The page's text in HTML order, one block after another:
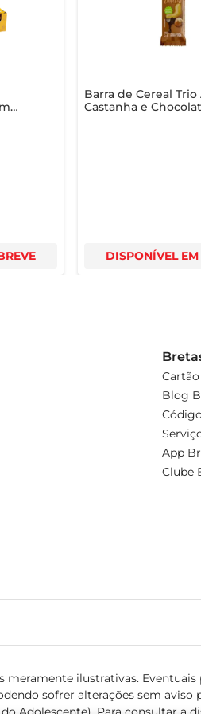
Barra de Cereal Trio
Castanha e
DISPONÍVEL EM
Blog
App
Clube
meramente ilustrativas. Eventuais
sofrer alterações sem aviso